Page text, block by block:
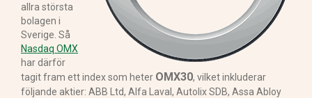
allra största
bolagen i
Sverige. Så
Nasdaq OMX
har därför
tagit fram ett index som heter OMX30, vilket inkluderar
följande aktier: ABB Ltd, Alfa Laval, Autolix SDB, Assa Abloy